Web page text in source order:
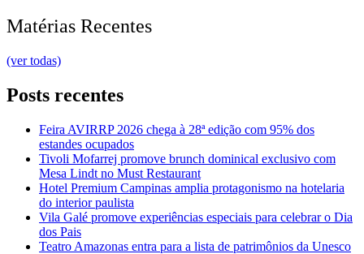
Matérias Recentes
(ver todas)
Posts recentes
Feira AVIRRP 2026 chega à 28ª edição com 95% dos
estandes ocupados
Tivoli Mofarrej promove brunch dominical exclusivo com
Mesa Lindt no Must Restaurant
Hotel Premium Campinas amplia protagonismo na hotelaria
do interior paulista
Vila Galé promove experiências especiais para celebrar o Dia
dos Pais
Teatro Amazonas entra para a lista de patrimônios da Unesco